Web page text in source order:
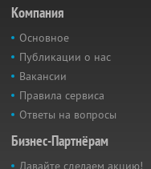
Компания
Основное
Публикации о нас
Вакансии
Правила сервиса
Ответы на вопросы
Бизнес-Партнёрам
Давайте сделаем акцию!